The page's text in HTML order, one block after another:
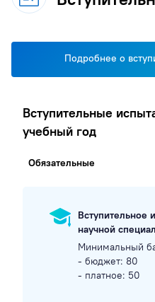
Подробнее о
Вступительные
учебный год
Обязательные
Вступительное
научной
Минимальный
- бюджет: 80
- платное: 50